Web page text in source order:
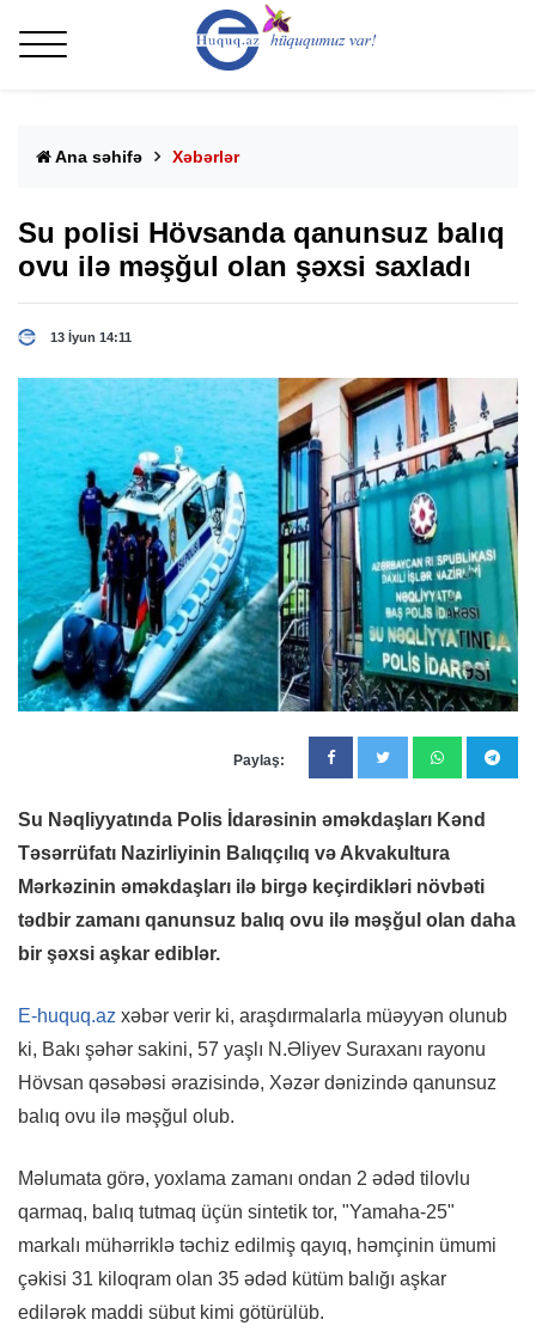
Ana səhifə Xəbərlər
Su polisi Hövsanda qanunsuz balıq
ovu ilə məşğul olan şəxsi saxladı
13 İyun 14:11
Paylaş:
Su Nəqliyyatında Polis İdarəsinin əməkdaşları Kənd
Təsərrüfatı Nazirliyinin Balıqçılıq və Akvakultura
Mərkəzinin əməkdaşları ilə birgə keçirdikləri növbəti
tədbir zamanı qanunsuz balıq ovu ilə məşğul olan daha
bir şəxsi aşkar ediblər.
E-huquq.az xəbər verir ki, araşdırmalarla müəyyən olunub
ki, Bakı şəhər sakini, 57 yaşlı N.Əliyev Suraxanı rayonu
Hövsan qəsəbəsi ərazisində, Xəzər dənizində qanunsuz
balıq ovu ilə məşğul olub.
Məlumata görə, yoxlama zamanı ondan 2 ədəd tilovlu
qarmaq, balıq tutmaq üçün sintetik tor, "Yamaha-25"
markalı mühərriklə təchiz edilmiş qayıq, həmçinin ümumi
çəkisi 31 kiloqram olan 35 ədəd kütüm balığı aşkar
edilərək maddi sübut kimi götürülüb.